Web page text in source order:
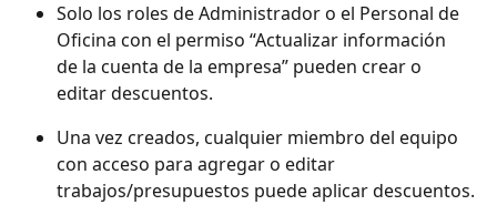
Solo los roles de Administrador o el Personal de
Oficina con el permiso “Actualizar información
de la cuenta de la empresa” pueden crear o
editar descuentos.
Una vez creados, cualquier miembro del equipo
con acceso para agregar o editar
trabajos/presupuestos puede aplicar descuentos.